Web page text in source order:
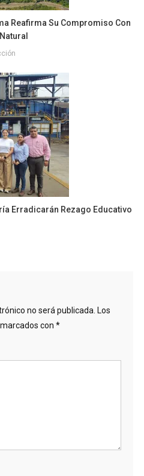
Reafirma Su Compromiso Con
Erradicarán Rezago Educativo
no será publicada. Los
con *